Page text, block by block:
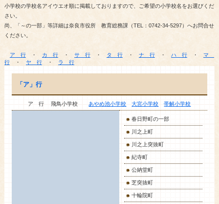
小学校の学校名アイウエオ順に掲載しておりますので、ご希望の小学校名をお選びくだ
さい。
尚、「～の一部」等詳細は奈良市役所 教育総務課（TEL：0742-34-5297）へお問合せ
ください。
ア 行・ カ 行・ サ 行・ タ 行・ ナ 行・ ハ 行・ マ
行・ ヤ 行・ ラ 行
「ア」行
ア 行 飛鳥小学校 あやめ池小学校 大宮小学校 帯解小学校
春日野町の一部
川之上町
川之上突抜町
紀寺町
公納堂町
芝突抜町
十輪院町